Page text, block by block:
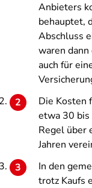
Anbieters
behauptet,
Abschluss
waren
auch für
Die Kosten
etwa 30 bis
Regel über
Jahren
In den
trotz Kaufs